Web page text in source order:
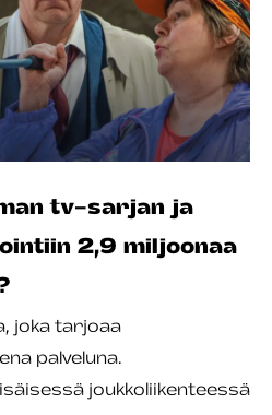
tv-sarjan ja
2,9 miljoonaa
joka tarjoaa
palveluna.
joukkoliikenteessä